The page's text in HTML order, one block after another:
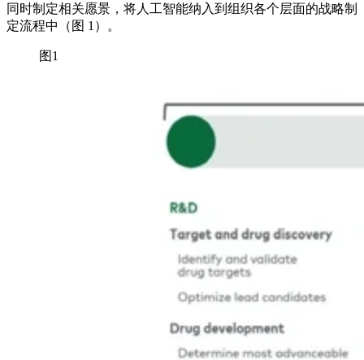
同时制定相关愿景，将人工智能纳入到组织各个层面的战略制
定流程中（图 1）。
图1